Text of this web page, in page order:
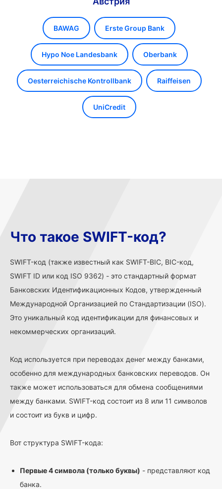
BAWAG Erste Group Bank
Hypo Noe Landesbank Oberbank
Oesterreichische Kontrollbank Raiffeisen
UniCredit
Что такое SWIFT-код?
SWIFT-код (также известный как SWIFT-BIC, BIC-код,
SWIFT ID или код ISO 9362) - это стандартный формат
Банковских Идентификационных Кодов, утвержденный
Международной Организацией по Стандартизации (ISO).
Это уникальный код идентификации для финансовых и
некоммерческих организаций.
Код используется при переводах денег между банками,
особенно для международных банковских переводов. Он
также может использоваться для обмена сообщениями
между банками. SWIFT-код состоит из 8 или 11 символов
и состоит из букв и цифр.
Вот структура SWIFT-кода:
Первые 4 символа (только буквы) - представляют код
банка.